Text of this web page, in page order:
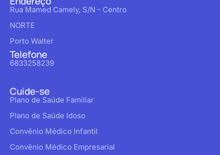
Rua Mamed Camely, S/N - Centro
NORTE
Porto Walter
Telefone
6833258239
Cuide-se
Plano de Saúde Familiar
Plano de Saúde Idoso
Convênio Médico Infantil
Convênio Médico Empresarial